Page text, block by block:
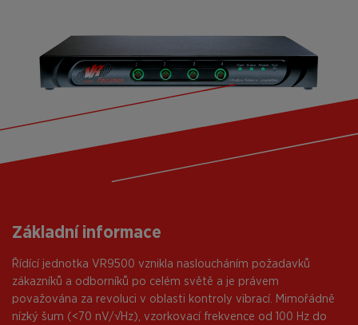
Základní informace
Řídící jednotka VR9500 vznikla nasloucháním požadavků
zákazníků a odborníků po celém světě a je právem
považována za revoluci v oblasti kontroly vibrací. Mimořádně
nízký šum (<70 nV/√Hz), vzorkovací frekvence od 100 Hz do